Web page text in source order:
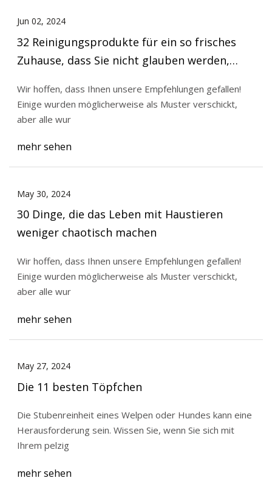
Jun 02, 2024
32 Reinigungsprodukte für ein so frisches
Zuhause, dass Sie nicht glauben werden,
Wir hoffen, dass Ihnen unsere Empfehlungen gefallen!
Einige wurden möglicherweise als Muster verschickt,
aber alle wur
mehr sehen
May 30, 2024
30 Dinge, die das Leben mit Haustieren
weniger chaotisch machen
Wir hoffen, dass Ihnen unsere Empfehlungen gefallen!
Einige wurden möglicherweise als Muster verschickt,
aber alle wur
mehr sehen
May 27, 2024
Die 11 besten Töpfchen
Die Stubenreinheit eines Welpen oder Hundes kann eine
Herausforderung sein. Wissen Sie, wenn Sie sich mit
Ihrem pelzig
mehr sehen